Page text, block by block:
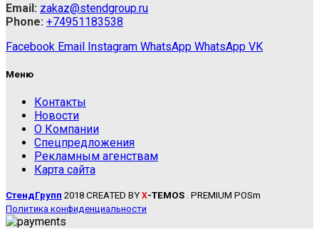
Email: zakaz@stendgroup.ru
Phone: +74951183538
Facebook Email Instagram WhatsApp WhatsApp VK
Меню
Контакты
Новости
О Компании
Спецпредложения
Рекламным агенствам
Карта сайта
СтендГрупп 2018 CREATED BY X-TEMOS . PREMIUM POSm
Политика конфиденциальности